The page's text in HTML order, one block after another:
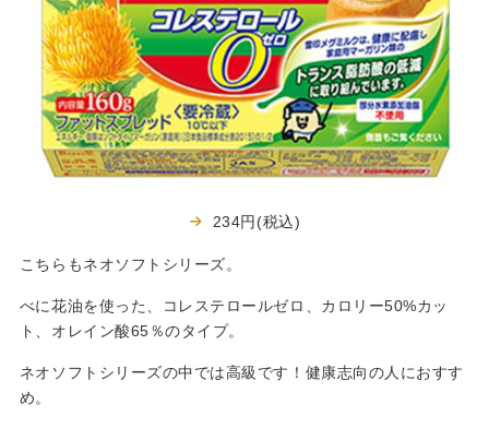
234円(税込)
こちらもネオソフトシリーズ。
べに花油を使った、コレステロールゼロ、カロリー50%カッ
ト、オレイン酸65％のタイプ。
ネオソフトシリーズの中では高級です！健康志向の人におすす
め。